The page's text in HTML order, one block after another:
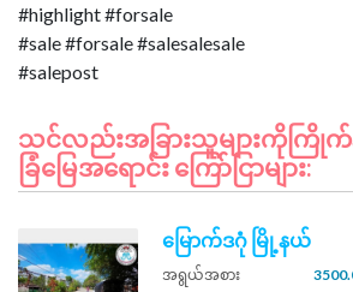
#highlight #forsale
#sale #forsale #salesalesale
သင်လည်းအခြားသူများကိုကြို
ခြံမြေအရောင်း ကြော်ငြာများ:
မြောက်ဒဂုံ မြို့နယ်
အရွယ်အစား